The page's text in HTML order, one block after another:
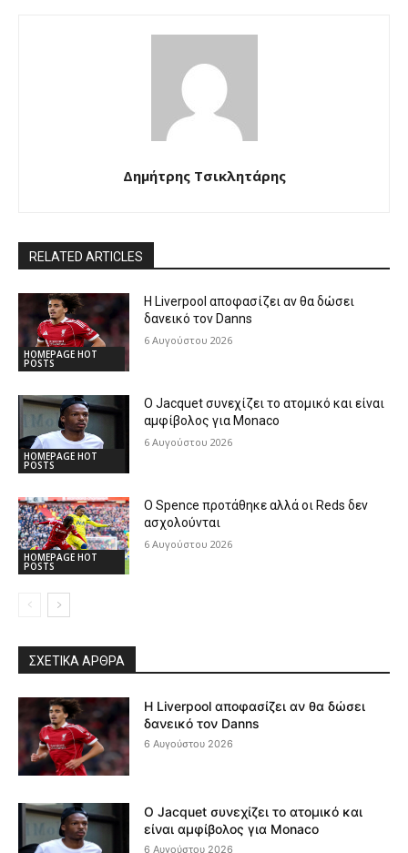
Δημήτρης Τσικλητάρης
RELATED ARTICLES
HOMEPAGE HOT
POSTS
Η Liverpool αποφασίζει αν θα δώσει
δανεικό τον Danns
6 Αυγούστου 2026
HOMEPAGE HOT
POSTS
Ο Jacquet συνεχίζει το ατομικό και είναι
αμφίβολος για Monaco
6 Αυγούστου 2026
HOMEPAGE HOT
POSTS
Ο Spence προτάθηκε αλλά οι Reds δεν
ασχολούνται
6 Αυγούστου 2026
ΣΧΕΤΙΚΆ ΆΡΘΡΑ
Η Liverpool αποφασίζει αν θα δώσει
δανεικό τον Danns
6 Αυγούστου 2026
Ο Jacquet συνεχίζει το ατομικό και
είναι αμφίβολος για Monaco
6 Αυγούστου 2026